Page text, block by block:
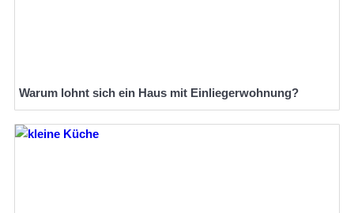
Warum lohnt sich ein Haus mit Einliegerwohnung?